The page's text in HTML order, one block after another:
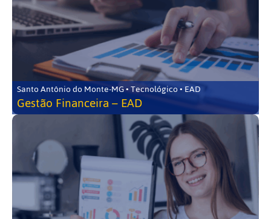
Santo Antônio do Monte-MG • Tecnológico • EAD
Gestão Financeira – EAD